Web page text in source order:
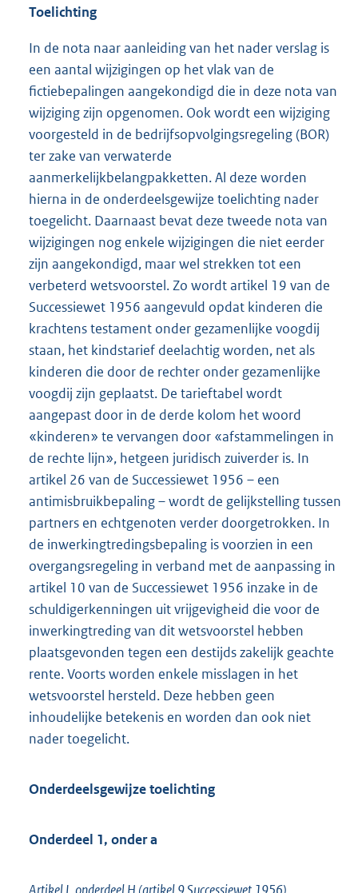
Toelichting
In de nota naar aanleiding van het nader verslag is
een aantal wijzigingen op het vlak van de
fictiebepalingen aangekondigd die in deze nota van
wijziging zijn opgenomen. Ook wordt een wijziging
voorgesteld in de bedrijfsopvolgingsregeling (BOR)
ter zake van verwaterde
aanmerkelijkbelangpakketten. Al deze worden
hierna in de onderdeelsgewijze toelichting nader
toegelicht. Daarnaast bevat deze tweede nota van
wijzigingen nog enkele wijzigingen die niet eerder
zijn aangekondigd, maar wel strekken tot een
verbeterd wetsvoorstel. Zo wordt artikel 19 van de
Successiewet 1956 aangevuld opdat kinderen die
krachtens testament onder gezamenlijke voogdij
staan, het kindstarief deelachtig worden, net als
kinderen die door de rechter onder gezamenlijke
voogdij zijn geplaatst. De tarieftabel wordt
aangepast door in de derde kolom het woord
«kinderen» te vervangen door «afstammelingen in
de rechte lijn», hetgeen juridisch zuiverder is. In
artikel 26 van de Successiewet 1956 – een
antimisbruikbepaling – wordt de gelijkstelling tussen
partners en echtgenoten verder doorgetrokken. In
de inwerkingtredingsbepaling is voorzien in een
overgangsregeling in verband met de aanpassing in
artikel 10 van de Successiewet 1956 inzake in de
schuldigerkenningen uit vrijgevigheid die voor de
inwerkingtreding van dit wetsvoorstel hebben
plaatsgevonden tegen een destijds zakelijk geachte
rente. Voorts worden enkele misslagen in het
wetsvoorstel hersteld. Deze hebben geen
inhoudelijke betekenis en worden dan ook niet
nader toegelicht.
Onderdeelsgewijze toelichting
Onderdeel 1, onder a